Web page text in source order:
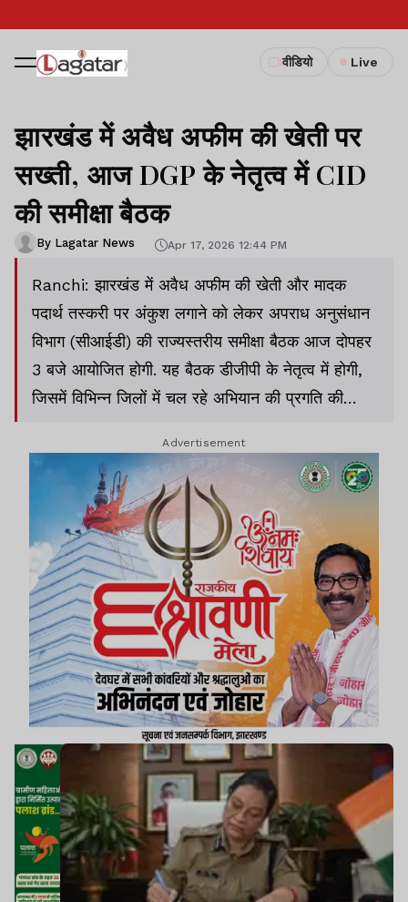
वीडियो Live
झारखंड में अवैध अफीम की खेती पर
सख्ती, आज DGP के नेतृत्व में CID
की समीक्षा बैठक
By Lagatar News Apr 17, 2026 12:44 PM
Ranchi: झारखंड में अवैध अफीम की खेती और मादक
पदार्थ तस्करी पर अंकुश लगाने को लेकर अपराध अनुसंधान
विभाग (सीआईडी) की राज्यस्तरीय समीक्षा बैठक आज दोपहर
3 बजे आयोजित होगी. यह बैठक डीजीपी के नेतृत्व में होगी,
जिसमें विभिन्न जिलों में चल रहे अभियान की प्रगति की
Advertisement